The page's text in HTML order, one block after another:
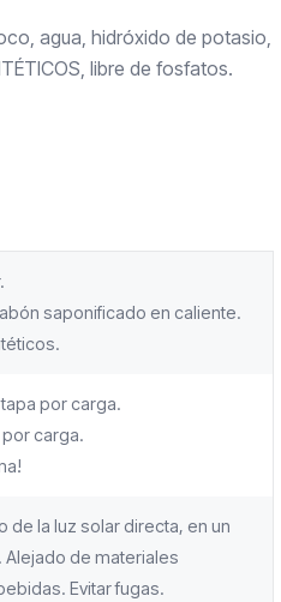
agua, hidróxido de potasio,
libre de fosfatos.
saponificado en caliente.
tapa por carga.
carga.
de la luz solar directa, en un
Alejado de materiales
Evitar fugas.